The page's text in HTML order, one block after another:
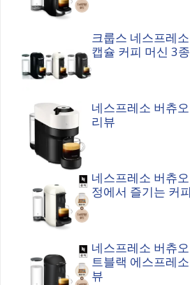
크룹스 네스프레
캡슐 커피 머신 3
네스프레소 버츄
리뷰
네스프레소 버츄
정에서 즐기는 커
네스프레소 버츄
트블랙 에스프레
뷰